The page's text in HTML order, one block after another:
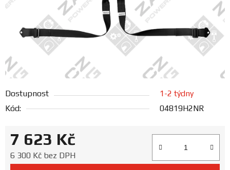
Obchodní
podmínky
Doprava
Blog
a
katalogy
Dostupnost
1-2 týdny
Kód:
04819H2NR
7 623 Kč
6 300 Kč bez DPH